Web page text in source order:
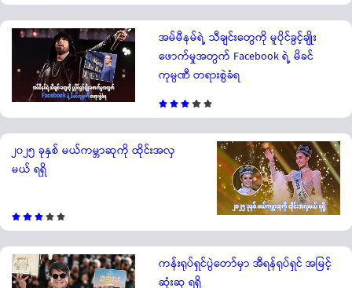
အမ်မီနမ်ရဲ့ သီချင်းတွေကို မူပိုင်ခွင့်ချိုး
ဖောက်မှုအတွက် Facebook ရဲ့ မိခင်
ကုမ္ပဏီ တရားစွဲခံရ
၂၀၂၅ ခုနှစ် မယ်ကမ္ဘာဆုကို ထိုင်းအလှ
မယ် ရရှိ
ကန်းရုပ်ရှင်ပွဲတော်မှာ အီရန်ရုပ်ရှင် အမြင့်
ဆုံးဆု ရရှိ